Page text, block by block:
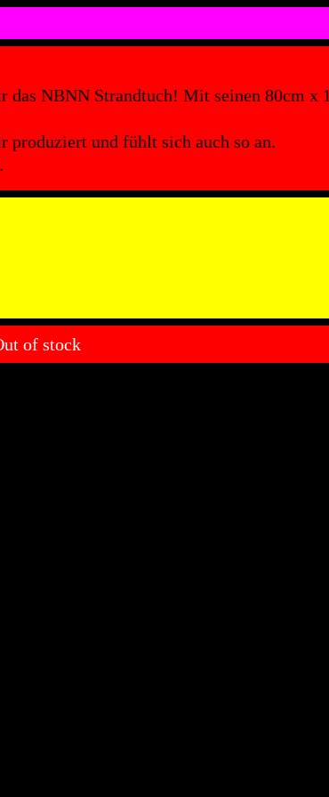
NBNN Strandtuch! Mit seinen 80cm x
produziert und fühlt sich auch so an.
of stock